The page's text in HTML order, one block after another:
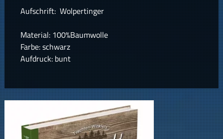
Aufschrift: Wolpertinger
Material: 100%Baumwolle
Farbe: schwarz
Aufdruck: bunt